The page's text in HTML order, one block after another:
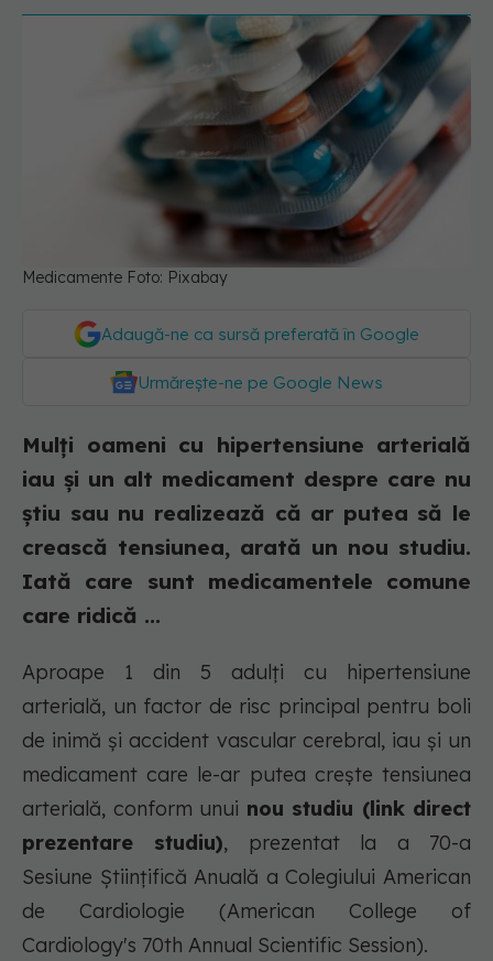
Medicamente Foto: Pixabay
Adaugă-ne ca sursă preferată în Google
Urmărește-ne pe Google News
Mulți oameni cu hipertensiune arterială
iau și un alt medicament despre care nu
știu sau nu realizează că ar putea să le
crească tensiunea, arată un nou studiu.
Iată care sunt medicamentele comune
care ridică ...
Aproape 1 din 5 adulți cu hipertensiune
arterială, un factor de risc principal pentru boli
de inimă și accident vascular cerebral, iau și un
medicament care le-ar putea crește tensiunea
arterială, conform unui nou studiu (link direct
prezentare studiu), prezentat la a 70-a
Sesiune Științifică Anuală a Colegiului American
de Cardiologie (American College of
Cardiology's 70th Annual Scientific Session).